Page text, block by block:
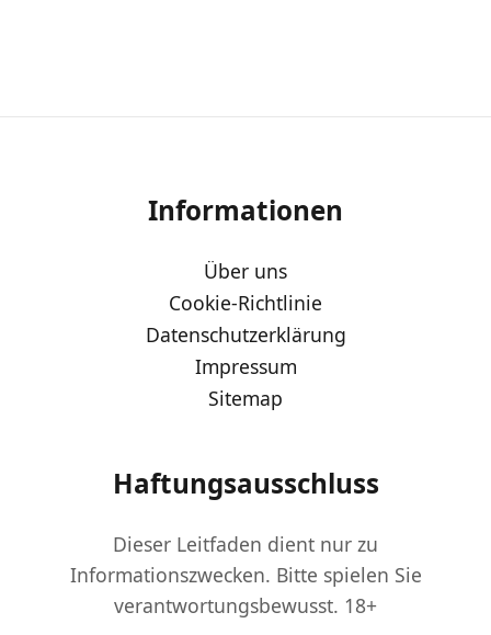
Informationen
Über uns
Cookie-Richtlinie
Datenschutzerklärung
Impressum
Sitemap
Haftungsausschluss
Dieser Leitfaden dient nur zu
Informationszwecken. Bitte spielen Sie
verantwortungsbewusst. 18+